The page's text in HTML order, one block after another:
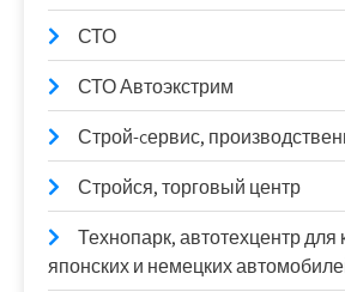
СТО
СТО Автоэкстрим
Строй-cервис,
Стройся, торговый центр
Технопарк, автотехцентр для
японских и немецких